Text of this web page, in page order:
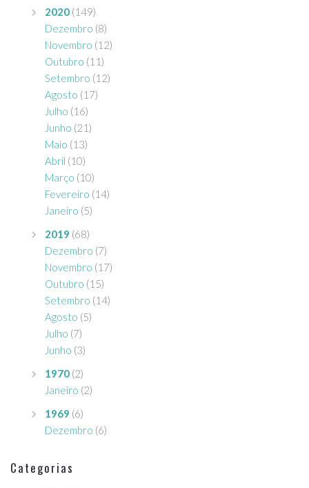
2020 (149)
Dezembro (8)
Novembro (12)
Outubro (11)
Setembro (12)
Agosto (17)
Julho (16)
Junho (21)
Maio (13)
Abril (10)
Março (10)
Fevereiro (14)
Janeiro (5)
2019 (68)
Dezembro (7)
Novembro (17)
Outubro (15)
Setembro (14)
Agosto (5)
Julho (7)
Junho (3)
1970 (2)
Janeiro (2)
1969 (6)
Dezembro (6)
Categorias